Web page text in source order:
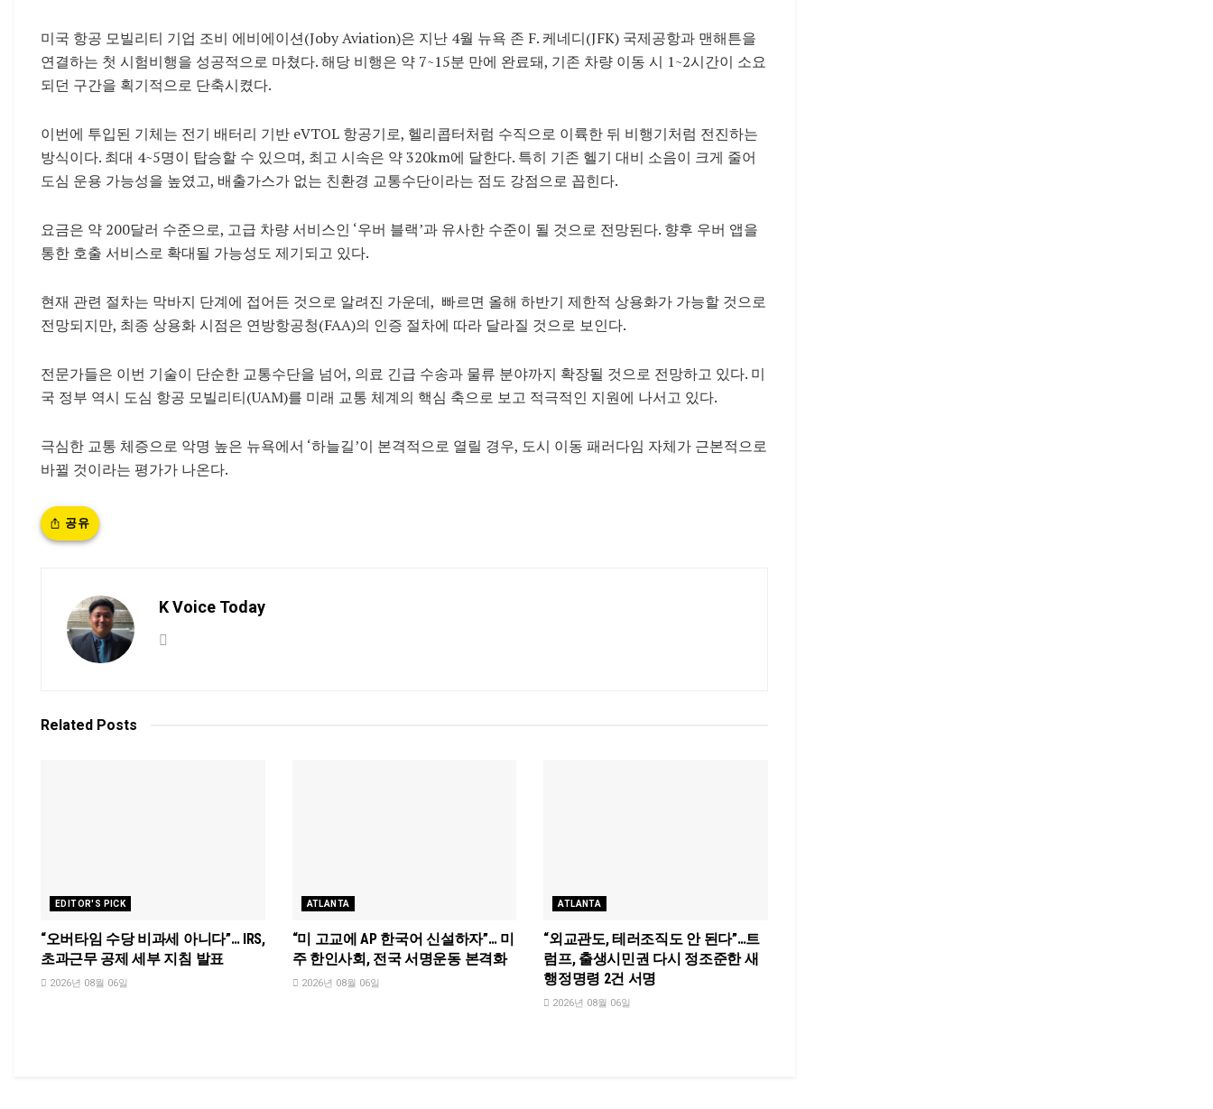
미국 항공 모빌리티 기업 조비 에비에이션(Joby Aviation)은 지난 4월 뉴욕 존 F. 케네디(JFK) 국제공항과 맨해튼을
연결하는 첫 시험비행을 성공적으로 마쳤다. 해당 비행은 약 7~15분 만에 완료돼, 기존 차량 이동 시 1~2시간이 소요
되던 구간을 획기적으로 단축시켰다.
이번에 투입된 기체는 전기 배터리 기반 eVTOL 항공기로, 헬리콥터처럼 수직으로 이륙한 뒤 비행기처럼 전진하는
방식이다. 최대 4~5명이 탑승할 수 있으며, 최고 시속은 약 320km에 달한다. 특히 기존 헬기 대비 소음이 크게 줄어
도심 운용 가능성을 높였고, 배출가스가 없는 친환경 교통수단이라는 점도 강점으로 꼽힌다.
요금은 약 200달러 수준으로, 고급 차량 서비스인 ‘우버 블랙’과 유사한 수준이 될 것으로 전망된다. 향후 우버 앱을
통한 호출 서비스로 확대될 가능성도 제기되고 있다.
현재 관련 절차는 막바지 단계에 접어든 것으로 알려진 가운데, 빠르면 올해 하반기 제한적 상용화가 가능할 것으로
전망되지만, 최종 상용화 시점은 연방항공청(FAA)의 인증 절차에 따라 달라질 것으로 보인다.
전문가들은 이번 기술이 단순한 교통수단을 넘어, 의료 긴급 수송과 물류 분야까지 확장될 것으로 전망하고 있다. 미
국 정부 역시 도심 항공 모빌리티(UAM)를 미래 교통 체계의 핵심 축으로 보고 적극적인 지원에 나서고 있다.
극심한 교통 체증으로 악명 높은 뉴욕에서 ‘하늘길’이 본격적으로 열릴 경우, 도시 이동 패러다임 자체가 근본적으로
바뀔 것이라는 평가가 나온다.
공유
K Voice Today
Related Posts
EDITOR'S PICK
“오버타임 수당 비과세 아니다”… IRS,
초과근무 공제 세부 지침 발표
2026년 08월 06일
ATLANTA
“미 고교에 AP 한국어 신설하자”… 미
주 한인사회, 전국 서명운동 본격화
2026년 08월 06일
ATLANTA
“외교관도, 테러조직도 안 된다”…트
럼프, 출생시민권 다시 정조준한 새
행정명령 2건 서명
2026년 08월 06일